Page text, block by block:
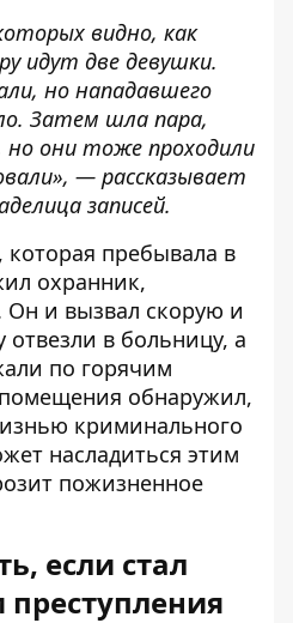
видно, как
идут две девушки.
но нападавшего
Затем шла пара,
но они тоже проходили
— рассказывает
записей.
которая пребывала в
охранник,
и вызвал скорую и
в больницу, а
по горячим
обнаружил,
криминального
насладиться этим
пожизненное
если стал
преступления